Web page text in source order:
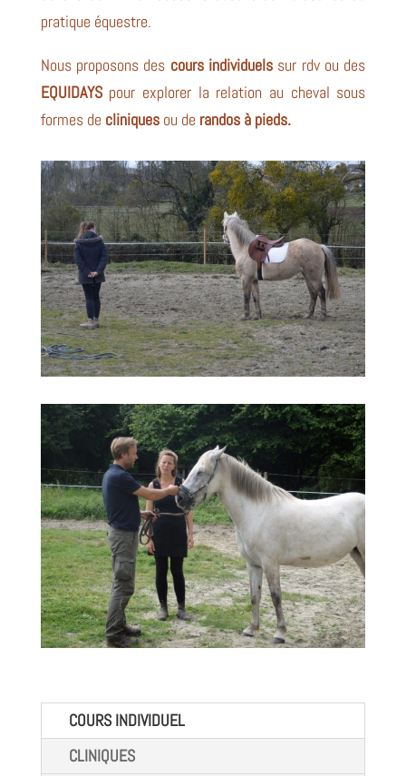
pratique équestre.
Nous proposons des cours individuels sur rdv ou des
EQUIDAYSpour explorer la relation au cheval sous
formes de cliniquesou de randos à pieds.
COURS INDIVIDUEL
CLINIQUES